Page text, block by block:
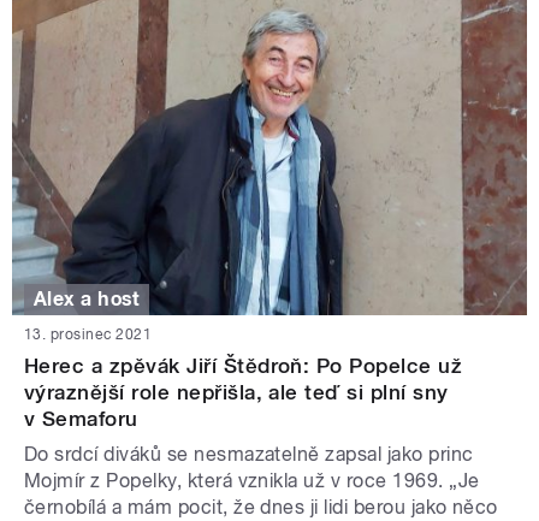
Alex a host
13. prosinec 2021
Herec a zpěvák Jiří Štědroň: Po Popelce už
výraznější role nepřišla, ale teď si plní sny
v Semaforu
Do srdcí diváků se nesmazatelně zapsal jako princ
Mojmír z Popelky, která vznikla už v roce 1969. „Je
černobílá a mám pocit, že dnes ji lidi berou jako něco